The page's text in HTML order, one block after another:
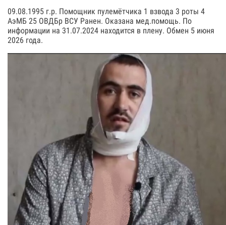
09.08.1995 г.р. Помощник пулемётчика 1 взвода 3 роты 4
АэМБ 25 ОВДБр ВСУ Ранен. Оказана мед.помощь. По
информации на 31.07.2024 находится в плену. Обмен 5 июня
2026 года.